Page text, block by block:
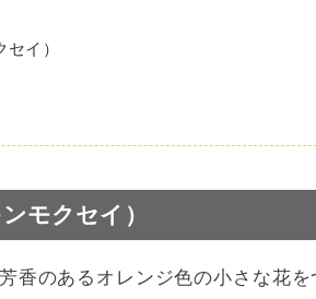
イ）
モクセイ）
香のあるオレンジ色の小さな花を